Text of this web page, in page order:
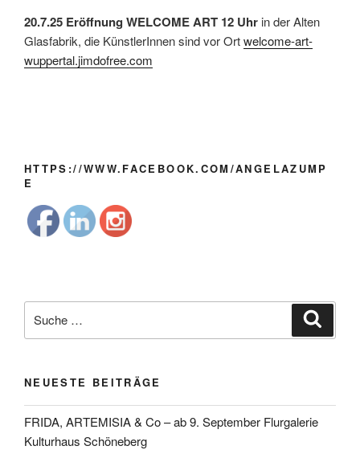
20.7.25 Eröffnung WELCOME ART 12 Uhr in der Alten
Glasfabrik, die KünstlerInnen sind vor Ortwelcome-art-
wuppertal.jimdofree.com
HTTPS://WWW.FACEBOOK.COM/ANGELAZUMP
E
nach:
NEUESTE BEITRÄGE
FRIDA, ARTEMISIA & Co – ab 9. September Flurgalerie
Kulturhaus Schöneberg